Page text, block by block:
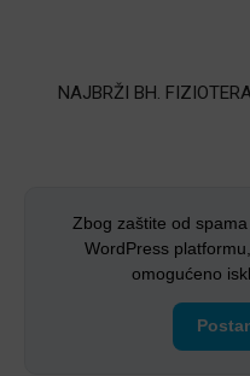
NAJBRŽI BH.
Zbog zaštite od
WordPress
omogućeno